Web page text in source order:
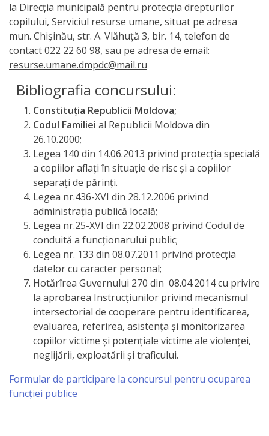
la Direcţia municipală pentru protecţia drepturilor
copilului, Serviciul resurse umane, situat pe adresa
mun. Chişinău, str. A. Vlăhuţă 3, bir. 14, telefon de
contact 022 22 60 98, sau pe adresa de email:
resurse.umane.dmpdc@mail.ru
Bibliografia concursului:
Constituţia Republicii Moldova;
Codul Familiei al Republicii Moldova din
26.10.2000;
Legea 140 din 14.06.2013 privind protecţia specială
a copiilor aflaţi în situaţie de risc şi a copiilor
separaţi de părinţi.
Legea nr.436-XVI din 28.12.2006 privind
administraţia publică locală;
Legea nr.25-XVI din 22.02.2008 privind Codul de
conduită a funcţionarului public;
Legea nr. 133 din 08.07.2011 privind protecţia
datelor cu caracter personal;
Hotărîrea Guvernului 270 din 08.04.2014 cu privire
la aprobarea Instrucţiunilor privind mecanismul
intersectorial de cooperare pentru identificarea,
evaluarea, referirea, asistenţa şi monitorizarea
copiilor victime şi potenţiale victime ale violenţei,
neglijării, exploatării şi traficului.
Formular de participare la concursul pentru ocuparea
funcției publice